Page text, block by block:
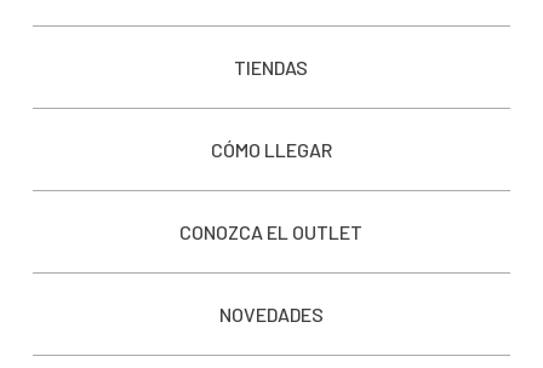
TIENDAS
CÓMO LLEGAR
CONOZCA EL OUTLET
NOVEDADES